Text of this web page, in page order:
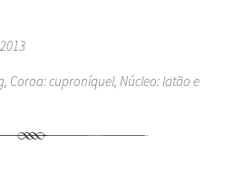
Coroa: cuproníquel, Núcleo: latão e